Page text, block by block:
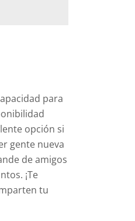
para
opción si
gente nueva
de amigos
¡Te
tu